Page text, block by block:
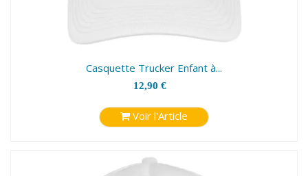
Casquette Trucker Enfant à...
12,90 €
Voir l'Article